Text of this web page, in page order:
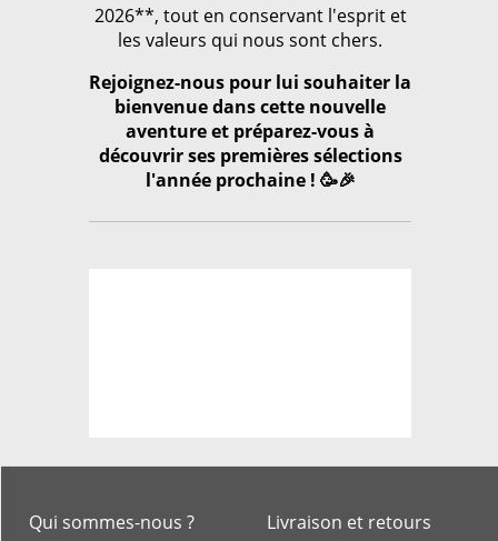
2026**, tout en conservant l'esprit et
les valeurs qui nous sont chers.
Rejoignez-nous pour lui souhaiter la
bienvenue dans cette nouvelle
aventure et préparez-vous à
découvrir ses premières sélections
l'année prochaine ! 🥳🎉
Livraison et retours
Qui sommes-nous ?